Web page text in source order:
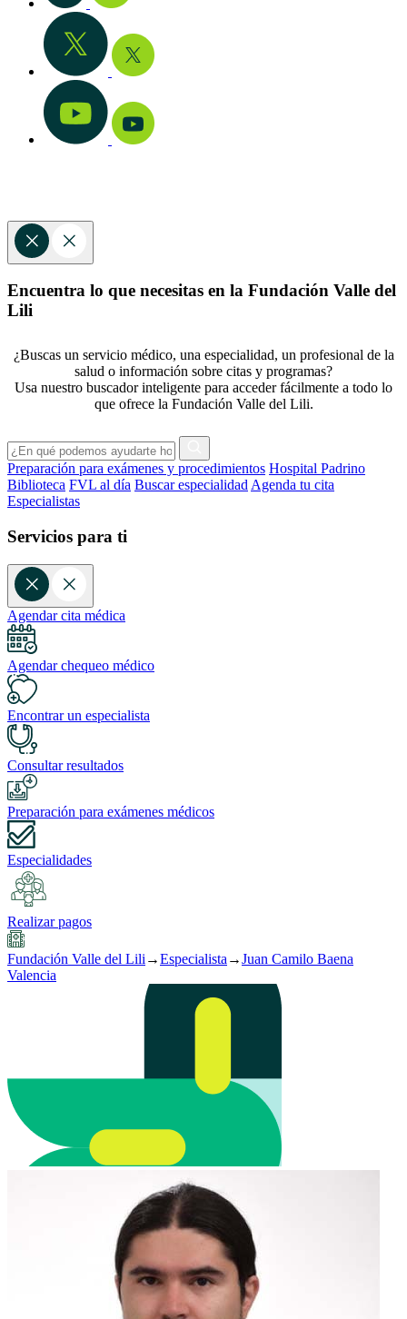
Encuentra lo que necesitas en la Fundación Valle del
Lili
¿Buscas un servicio médico, una especialidad, un profesional de la
salud o información sobre citas y programas?
Usa nuestro buscador inteligente para acceder fácilmente a todo lo
que ofrece la Fundación Valle del Lili.
Preparación para exámenes y procedimientos Hospital Padrino
Biblioteca FVL al día Buscar especialidad Agenda tu cita
Especialistas
Servicios para ti
Agendar cita médica
Agendar chequeo médico
Encontrar un especialista
Consultar resultados
Preparación para exámenes médicos
Especialidades
Realizar pagos
Fundación Valle del Lili →Especialista →Juan Camilo Baena
Valencia